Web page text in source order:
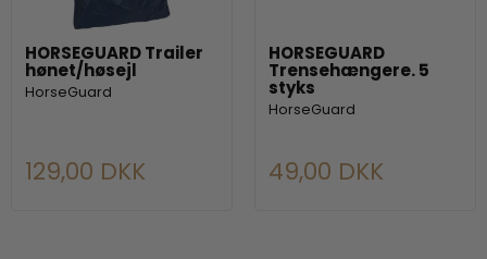
HORSEGUARD Trailer
hønet/høsejl
HorseGuard
129,00 DKK
HORSEGUARD
Trensehængere. 5
styks
HorseGuard
49,00 DKK